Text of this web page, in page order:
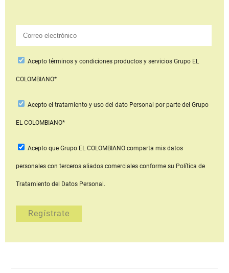
Aceptotérminos y condiciones productos y serviciosGrupo EL
COLOMBIANO*
Acepto el tratamiento y uso del dato Personal por parte del Grupo
EL COLOMBIANO*
Acepto que Grupo EL COLOMBIANOcomparta mis datos
personales con terceros aliados comerciales conforme su Política de
Tratamiento del Datos Personal.